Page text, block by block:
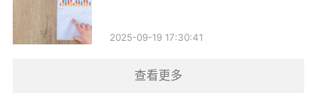
2025-09-19 17:30:41
查看更多